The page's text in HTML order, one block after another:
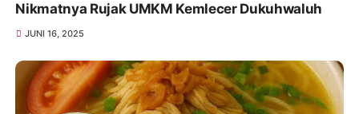
Nikmatnya Rujak UMKM Kemlecer Dukuhwaluh
JUNI 16, 2025